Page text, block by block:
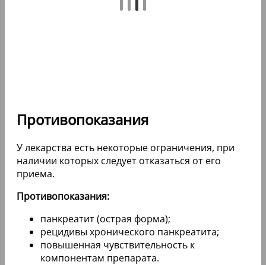
Противопоказания
У лекарства есть некоторые ограничения, при
наличии которых следует отказаться от его
приема.
Противопоказания:
панкреатит (острая форма);
рецидивы хронического панкреатита;
повышенная чувствительность к
компонентам препарата.